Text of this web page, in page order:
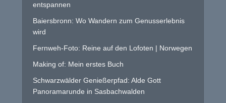
entspannen
Baiersbronn: Wo Wandern zum Genusserlebnis
wird
Fernweh-Foto: Reine auf den Lofoten | Norwegen
Making of: Mein erstes Buch
Schwarzwälder Genießerpfad: Alde Gott
Panoramarunde in Sasbachwalden